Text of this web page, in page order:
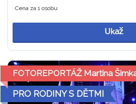
Cena za 1 osobu
Ukaž
FOTOREPORTÁŽ Martina
PRO RODINY S DĚTMI